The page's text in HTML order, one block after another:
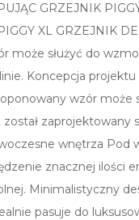
GRZEJNIK
XL GRZEJNIK
może służyć do
Koncepcja
wzór może
został
wnętrza Pod
znacznej ilości
Minimalistyczny
pasuje do